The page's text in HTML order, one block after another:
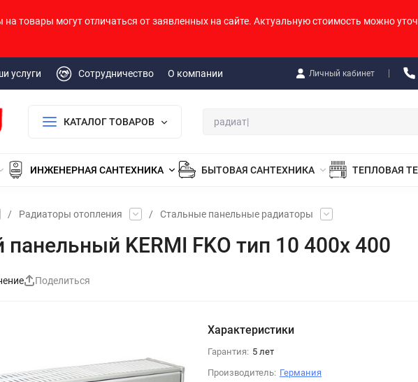
на товары могут отличаться от заявленных на сайте. Актуальную стоимость можно
услуги Сотрудничество О компании Личный кабинет
КАТАЛОГ ТОВАРОВ
ИНЖЕНЕРНАЯ САНТЕХНИКА БЫТОВАЯ САНТЕХНИКА ТЕПЛОВАЯ
/ Радиаторы отопления / Стальные панельные радиаторы
KERMI FKO тип 10 400х 400
Поделиться
Характеристики
Гарантия: 5 лет
Производитель: Германия